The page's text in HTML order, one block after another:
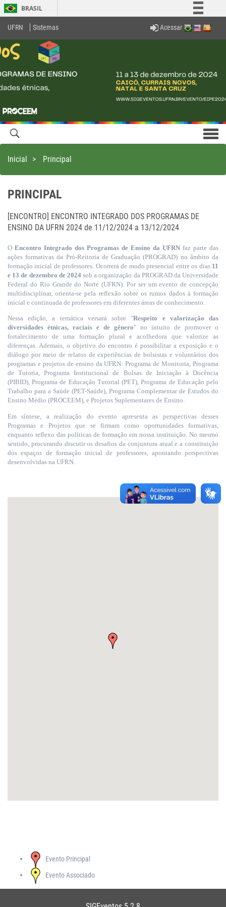
BRASIL
Simplifique!
Comunica BR
Acesso à informação
Legislação
Canais
UFRN Sistemas Acessar
Inicial > Principal
PRINCIPAL
[ENCONTRO] ENCONTRO INTEGRADO DOS PROGRAMAS DE
ENSINO DA UFRN 2024 de 11/12/2024 a 13/12/2024
O Encontro Integrado dos Programas de Ensino da UFRN faz parte das
ações formativas da Pró-Reitoria de Graduação (PROGRAD) no âmbito da
formação inicial de professores. Ocorrerá de modo presencial entre os dias 11
e 13 de dezembro de 2024sob a organização da PROGRAD da Universidade
Federal do Rio Grande do Norte (UFRN). Por ser um evento de concepção
multidisciplinar, orienta-se pela reflexão sobre os rumos dados à formação
inicial e continuada de professores em diferentes áreas de conhecimento.
Nessa edição, a temática versará sobre "Respeito e valorização das
diversidades étnicas, raciais e de gênero" no intuito de promover o
fortalecimento de uma formação plural e acolhedora que valorize as
diferenças. Ademais, o objetivo do encontro é possibilitar a exposição e o
diálogo por meio de relatos de experiências de bolsistas e voluntários dos
programas e projetos de ensino da UFRN: Programa de Monitoria, Programa
de Tutoria, Programa Institucional de Bolsas de Iniciação à Docência
(PIBID), Programa de Educação Tutorial (PET), Programa de Educação pelo
Trabalho para a Saúde (PET-Saúde), Programa Complementar de Estudos do
Ensino Médio (PROCEEM), e Projetos Suplementares de Ensino.
Em síntese, a realização do evento apresenta as perspectivas desses
Programas e Projetos que se firmam como oportunidades formativas,
enquanto reflexo das políticas de formação em nossa instituição. No mesmo
sentido, procurando discutir os desafios da conjuntura atual e a constituição
dos espaços de formação inicial de professores, apontando perspectivas
desenvolvidas na UFRN.
Evento Principal
Evento Associado